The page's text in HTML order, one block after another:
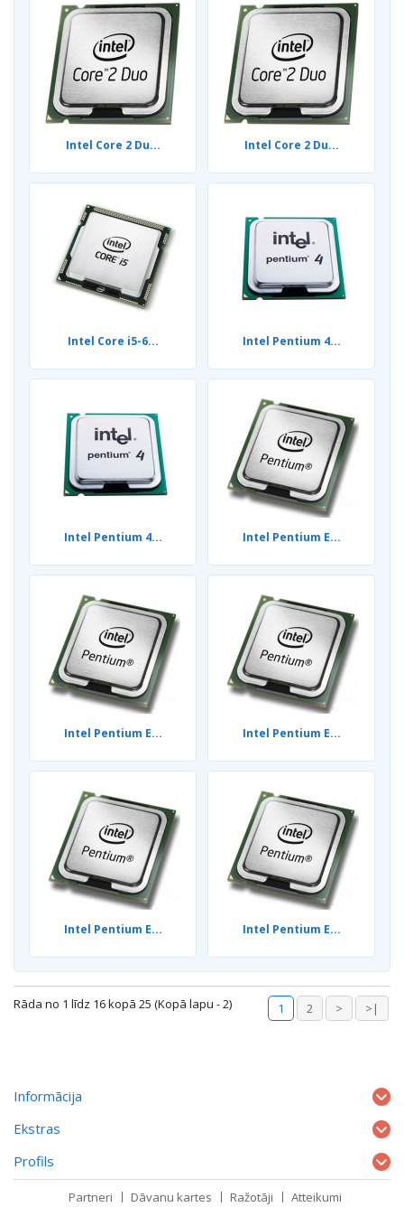
Intel Core 2 Du... Intel Core 2 Du...
Intel Core i5-6... Intel Pentium 4...
Intel Pentium 4... Intel Pentium E...
Intel Pentium E... Intel Pentium E...
Intel Pentium E... Intel Pentium E...
1 2 > >|
Rāda no 1 līdz 16 kopā 25 (Kopā lapu - 2)
Informācija
Ekstras
Profils
Partneri Dāvanu kartes Ražotāji
Atteikumi